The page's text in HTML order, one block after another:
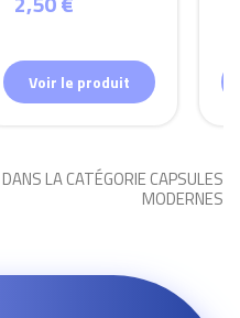
Voir le produit
LA CATÉGORIE CAPSULES
MODERNES